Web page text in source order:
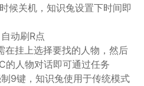
候关机，知识兔设置下时间即
动刷R点
在挂上选择要找的人物，然后
的人物对话即可通过任务
9键，知识兔使用于传统模式